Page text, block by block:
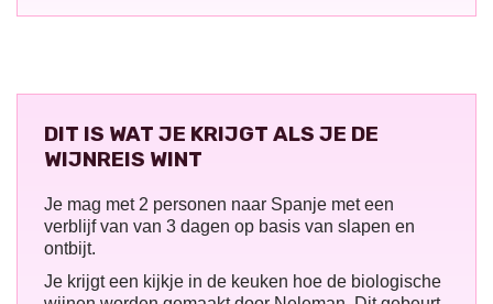
DIT IS WAT JE KRIJGT ALS JE DE
WIJNREIS WINT
Je mag met 2 personen naar Spanje met een
verblijf van van 3 dagen op basis van slapen en
ontbijt.
Je krijgt een kijkje in de keuken hoe de biologische